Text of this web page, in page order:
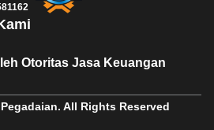
Otoritas Jasa Keuangan
All Rights Reserved